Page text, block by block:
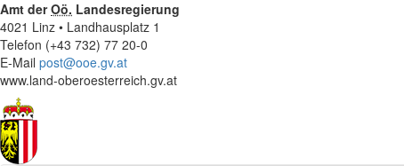
Amt derOö. Landesregierung
4021 Linz • Landhausplatz 1
Telefon (+43 732) 77 20-0
E-Mail post@ooe.gv.at
www.land-oberoesterreich.gv.at